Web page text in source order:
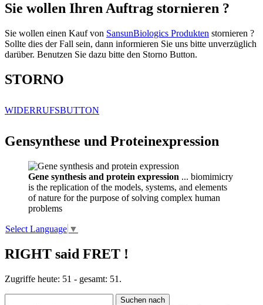
Sie wollen Ihren Auftrag stornieren ?
Sie wollen einen Kauf von SansunBiologics Produkten stornieren ?
Sollte dies der Fall sein, dann informieren Sie uns bitte unverzüglich
darüber. Benutzen Sie dazu bitte den Storno Button.
STORNO
WIDERRUFSBUTTON
Gensynthese und Proteinexpression
Gene synthesis and protein expression ... biomimicry
is the replication of the models, systems, and elements
of nature for the purpose of solving complex human
problems
Select Language ▼
RIGHT said FRET !
Zugriffe heute: 51 - gesamt: 51.